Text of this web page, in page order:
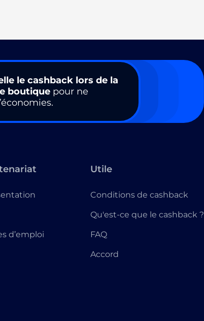
le cashback lors de la
boutique pour ne
d’emploi
Utile
Conditions de cashback
Qu'est-ce que le cashback ?
FAQ
Accord